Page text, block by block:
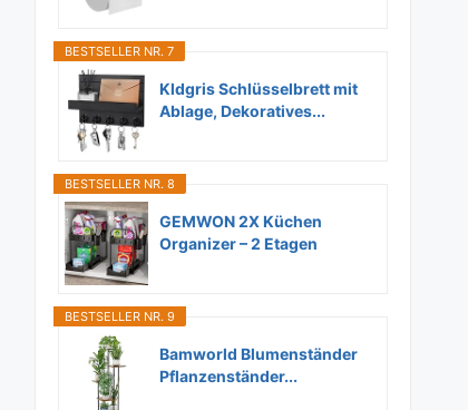
BESTSELLER NR. 7
Kldgris Schlüsselbrett mit
Ablage, Dekoratives...
BESTSELLER NR. 8
GEMWON 2X Küchen
Organizer – 2 Etagen
BESTSELLER NR. 9
Bamworld Blumenständer
Pflanzenständer...